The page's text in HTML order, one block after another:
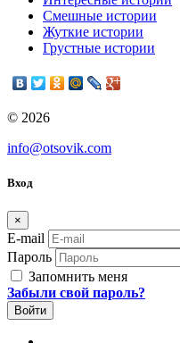
Смешные истории
Жуткие истории
Грустные истории
© 2026
info@otsovik.com
Вход
×
E-mail
Пароль
Запомнить меня
Забыли свой пароль?